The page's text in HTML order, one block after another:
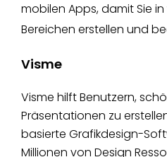
mobilen Apps, damit Sie
Bereichen erstellen und
Visme
Visme hilft Benutzern,
Präsentationen zu
basierte Grafikdesign-
Millionen von Design